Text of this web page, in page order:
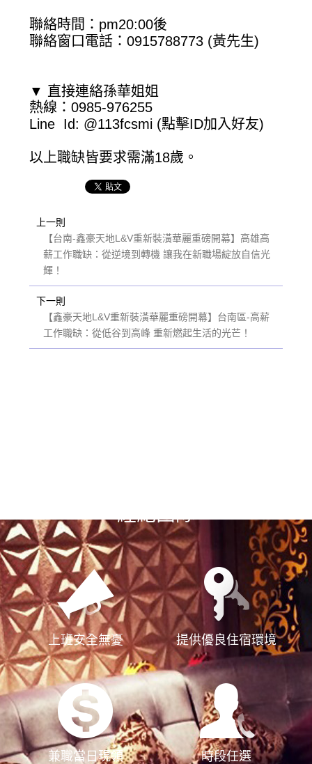
聯絡時間：pm20:00後
聯絡窗口電話：0915788773 (黃先生)
▼ 直接連絡孫華姐姐
熱線：0985-976255
Line Id: @113fcsmi (點擊ID加入好友)
以上職缺皆要求需滿18歲。
上一則
【台南-鑫豪天地L&V重新裝潢華麗重磅開幕】高雄高
薪工作職缺：從逆境到轉機 讓我在新職場綻放自信光
輝！
下一則
【鑫豪天地L&V重新裝潢華麗重磅開幕】台南區-高薪
工作職缺：從低谷到高峰 重新燃起生活的光芒！
經紀團隊
上班安全無憂 提供優良住宿環境
兼職當日現領 時段任選